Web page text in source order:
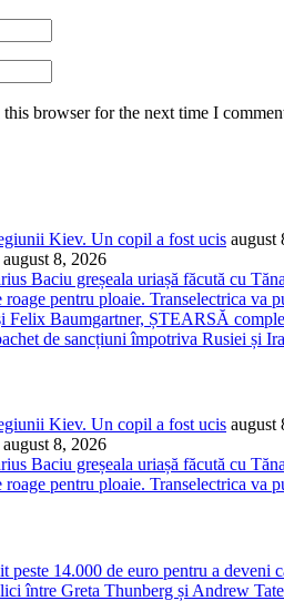
browser for the next time I
Kiev. Un copil a fost ucis august
august 8, 2026
Baciu greșeala uriașă făcută cu
roage pentru ploaie. Transelectrica
Felix Baumgartner, ȘTEARSĂ
de sancțiuni împotriva Rusiei și
Kiev. Un copil a fost ucis august
august 8, 2026
Baciu greșeala uriașă făcută cu
roage pentru ploaie. Transelectrica
peste 14.000 de euro pentru a deveni
între Greta Thunberg și Andrew